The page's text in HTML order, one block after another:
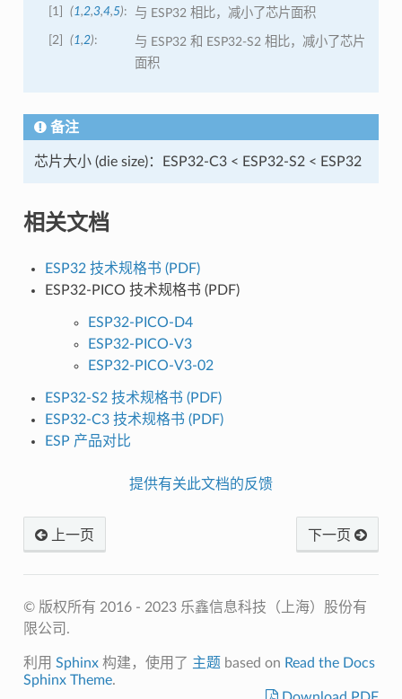
1 (1,2,3,4,5)
与 ESP32 相比，减小了芯片面积
2
(1,2)
与 ESP32 和 ESP32-S2 相比，减小了芯片
面积
备注
芯片大小 (die size)：ESP32-C3 < ESP32-S2 < ESP32
相关文档
ESP32 技术规格书 (PDF)
ESP32-PICO 技术规格书 (PDF)
ESP32-PICO-D4
ESP32-PICO-V3
ESP32-PICO-V3-02
ESP32-S2 技术规格书 (PDF)
ESP32-C3 技术规格书 (PDF)
ESP 产品对比
提供有关此文档的反馈
上一页 下一页
© 版权所有 2016 - 2023 乐鑫信息科技（上海）股份有
限公司.
利用 Sphinx构建，使用了 主题 based on Read the Docs
Sphinx Theme.